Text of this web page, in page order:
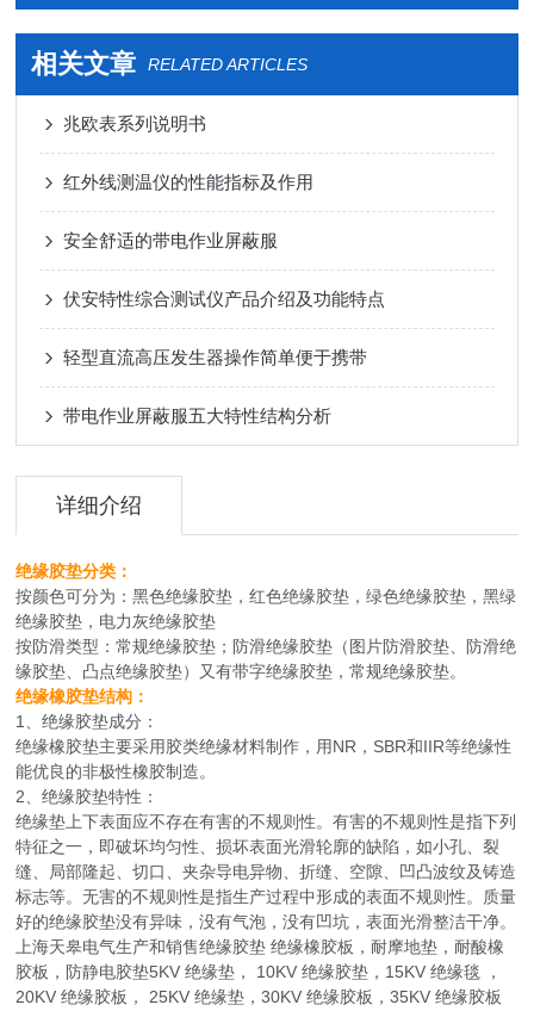
相关文章 RELATED ARTICLES
兆欧表系列说明书
红外线测温仪的性能指标及作用
安全舒适的带电作业屏蔽服
伏安特性综合测试仪产品介绍及功能特点
轻型直流高压发生器操作简单便于携带
带电作业屏蔽服五大特性结构分析
详细介绍
绝缘胶垫分类：
按颜色可分为：黑色绝缘胶垫，红色绝缘胶垫，绿色绝缘胶垫，黑绿
绝缘胶垫，电力灰绝缘胶垫
按防滑类型：常规绝缘胶垫；防滑绝缘胶垫（图片防滑胶垫、防滑绝
缘胶垫、凸点绝缘胶垫）又有带字绝缘胶垫，常规绝缘胶垫。
绝缘橡胶垫结构：
1、绝缘胶垫成分：
绝缘橡胶垫主要采用胶类绝缘材料制作，用NR，SBR和IIR等绝缘性
能优良的非极性橡胶制造。
2、绝缘胶垫特性：
绝缘垫上下表面应不存在有害的不规则性。有害的不规则性是指下列
特征之一，即破坏均匀性、损坏表面光滑轮廓的缺陷，如小孔、裂
缝、局部隆起、切口、夹杂导电异物、折缝、空隙、凹凸波纹及铸造
标志等。无害的不规则性是指生产过程中形成的表面不规则性。质量
好的绝缘胶垫没有异味，没有气泡，没有凹坑，表面光滑整洁干净。
上海天皋电气生产和销售绝缘胶垫 绝缘橡胶板，耐摩地垫，耐酸橡
胶板，防静电胶垫5KV 绝缘垫， 10KV 绝缘胶垫，15KV 绝缘毯 ，
20KV 绝缘胶板， 25KV 绝缘垫，30KV 绝缘胶板，35KV 绝缘胶板